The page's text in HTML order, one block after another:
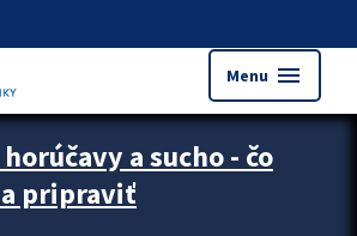
Menu menu
upútavok
a sucho - čo
pripraviť